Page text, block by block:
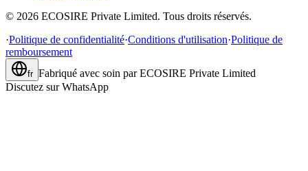
© 2026 ECOSIRE Private Limited. Tous droits réservés.
·Politique de confidentialité·Conditions d'utilisation·Politique de
remboursement
fr Fabriqué avec soin par ECOSIRE Private Limited
Discutez sur WhatsApp